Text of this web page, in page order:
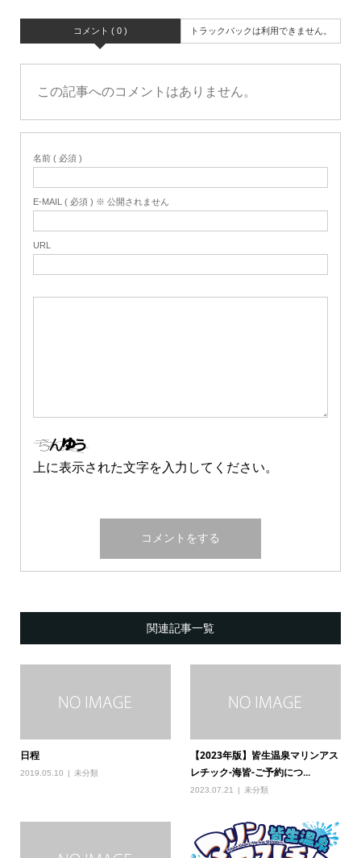
コメント ( 0 ) トラックバックは利用できません。
この記事へのコメントはありません。
名前 ( 必須 )
E-MAIL ( 必須 ) ※ 公開されません
URL
上に表示された文字を入力してください。
関連記事一覧
日程
2019.05.10 未分類
【2023年版】皆生温泉マリンアス
レチック-海皆-ご予約につ...
2023.07.21 未分類